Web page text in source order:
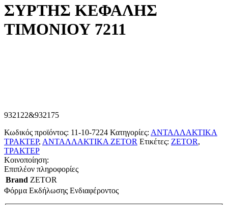
ΣΥΡΤΗΣ ΚΕΦΑΛΗΣ
ΤΙΜΟΝΙΟΥ 7211
932122&932175
Κωδικός προϊόντος: 11-10-7224 Κατηγορίες: ΑΝΤΑΛΛΑΚΤΙΚΑ
ΤΡΑΚΤΕΡ, ΑΝΤΑΛΛΑΚΤΙΚΑ ZETOR Ετικέτες: ZETOR,
ΤΡΑΚΤΕΡ
Κοινοποίηση:
Επιπλέον πληροφορίες
Brand ZETOR
Φόρμα Εκδήλωσης Ενδιαφέροντος